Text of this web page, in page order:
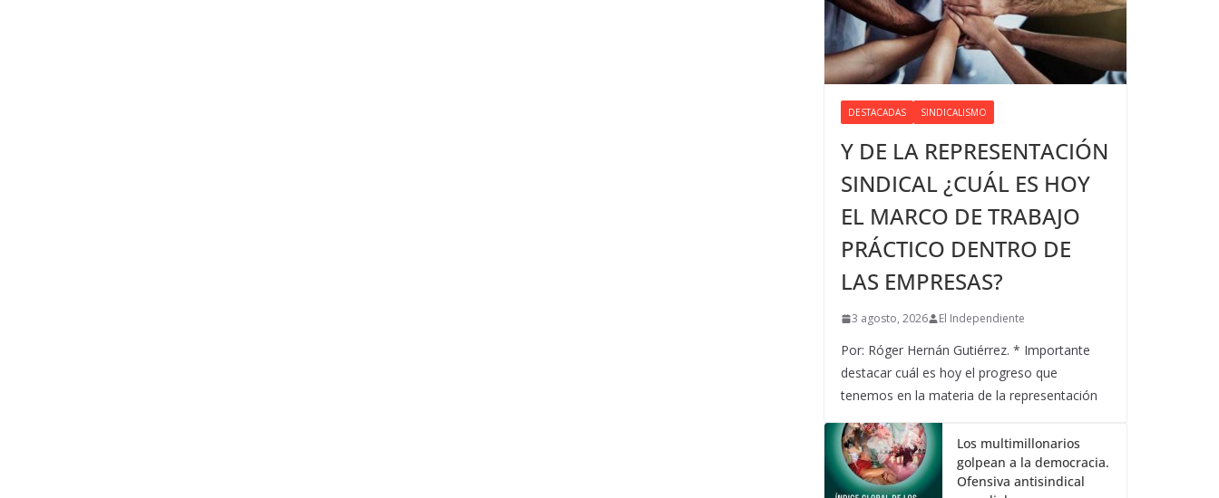
DESTACADAS SINDICALISMO
Y DE LA REPRESENTACIÓN
SINDICAL ¿CUÁL ES HOY
EL MARCO DE TRABAJO
PRÁCTICO DENTRO DE
LAS EMPRESAS?
3 agosto, 2026 El Independiente
Por: Róger Hernán Gutiérrez. * Importante
destacar cuál es hoy el progreso que
tenemos en la materia de la representación
Los multimillonarios
golpean a la democracia.
Ofensiva antisindical